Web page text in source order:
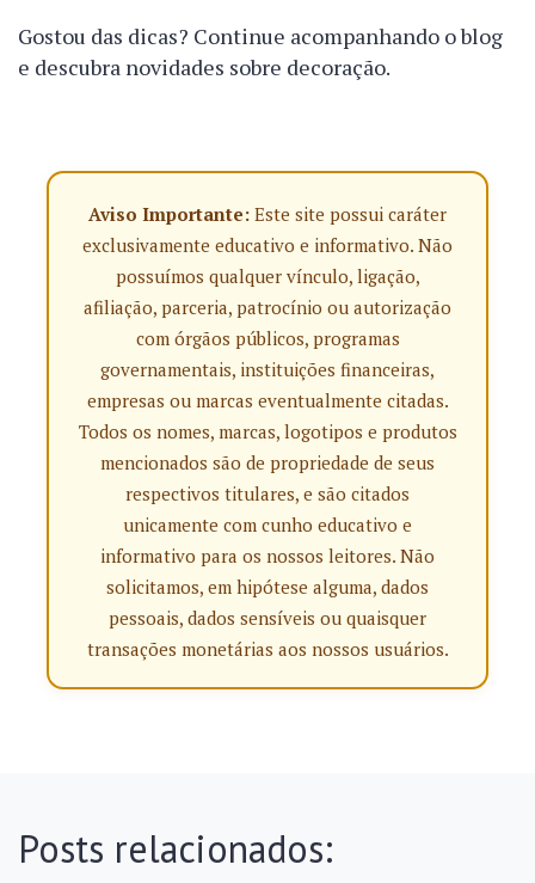
Gostou das dicas? Continue acompanhando o blog
e descubra novidades sobre decoração.
Aviso Importante: Este site possui caráter
exclusivamente educativo e informativo. Não
possuímos qualquer vínculo, ligação,
afiliação, parceria, patrocínio ou autorização
com órgãos públicos, programas
governamentais, instituições financeiras,
empresas ou marcas eventualmente citadas.
Todos os nomes, marcas, logotipos e produtos
mencionados são de propriedade de seus
respectivos titulares, e são citados
unicamente com cunho educativo e
informativo para os nossos leitores. Não
solicitamos, em hipótese alguma, dados
pessoais, dados sensíveis ou quaisquer
transações monetárias aos nossos usuários.
Posts relacionados: